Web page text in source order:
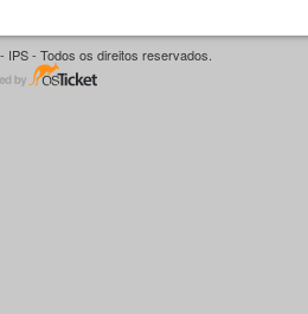
- Todos os direitos reservados.